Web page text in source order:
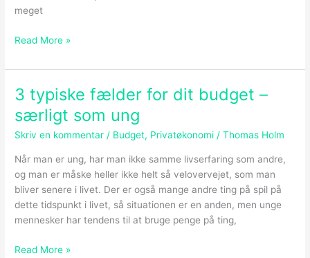
meget
Read More »
3 typiske fælder for dit budget –
særligt som ung
Skriv en kommentar / Budget, Privatøkonomi /Thomas Holm
Når man er ung, har man ikke samme livserfaring som andre,
og man er måske heller ikke helt så velovervejet, som man
bliver senere i livet. Der er også mange andre ting på spil på
dette tidspunkt i livet, så situationen er en anden, men unge
mennesker har tendens til at bruge penge på ting,
3
typiske
fælder
for
dit
Read More »